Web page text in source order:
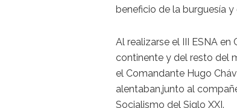
beneficio de la burguesía
Al realizarse el III ESNA
continente y del resto del
el Comandante Hugo
alentaban,junto al
Socialismo del Siglo XXI.